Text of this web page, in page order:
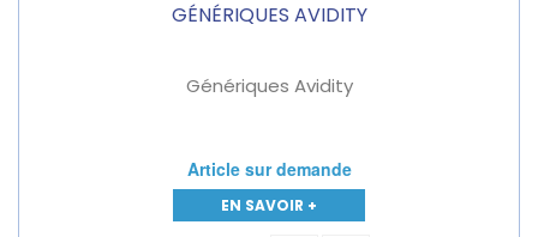
GÉNÉRIQUES AVIDITY
Génériques Avidity
Article sur demande
EN SAVOIR +